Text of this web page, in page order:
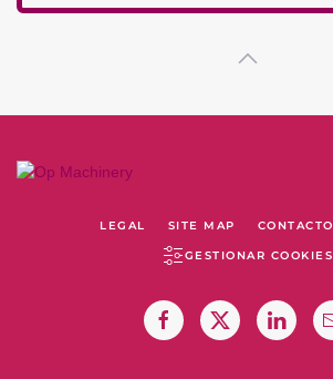
LEGAL SITE MAP CONTACTO
GESTIONAR COOKIES